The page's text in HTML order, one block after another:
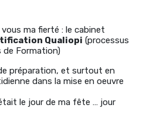
ma fierté : le cabinet
Qualiopi (processus
de Formation)
préparation, et surtout en
dans la mise en oeuvre
le jour de ma fête … jour